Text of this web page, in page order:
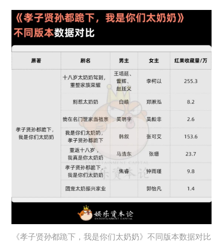
《孝子贤孙都跪下，我是你们太奶奶》不同版本数据对比